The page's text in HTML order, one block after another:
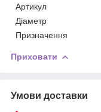
Артикул
Діаметр
Призначення
Приховати
Умови доставки